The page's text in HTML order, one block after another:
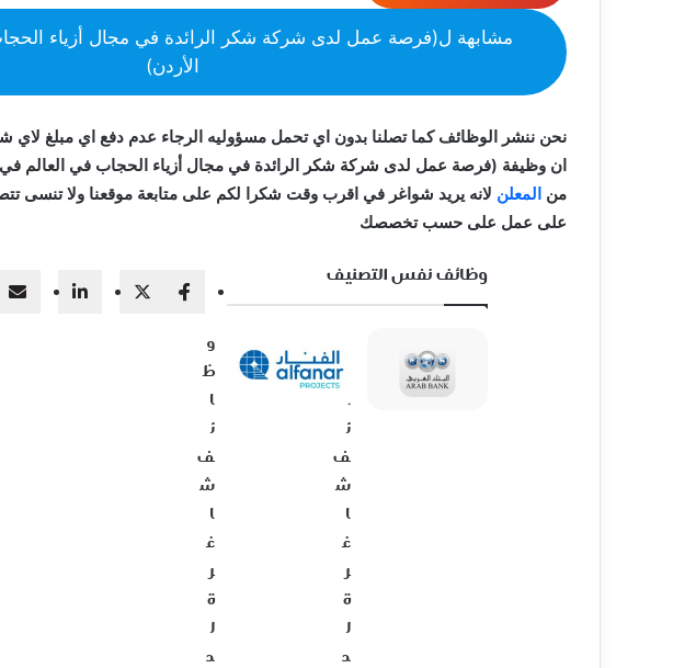
مشابهة ل(فرصة عمل لدى شركة شكر الرائدة في مجال أزياء
الأردن)
نحن ننشر الوظائف كما تصلنا بدون اي تحمل مسؤوليه الرجاء عدم دفع اي مبلغ
ان وظيفة (فرصة عمل لدى شركة شكر الرائدة في مجال أزياء الحجاب في العالم في
من المعلن لانه يريد شواغر في اقرب وقت شكرا لكم على متابعة موقعنا ولا تنسى
على عمل على حسب تخصصك
وظائف نفس التصنيف
ظ
ا
ئ
ف
ش
ا
غ
ر
ة
ل
د
و
ظ
ا
ئ
ف
ش
ا
غ
ر
ة
ل
د